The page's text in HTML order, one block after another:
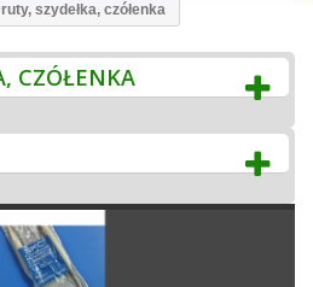
szydełka, czółenka
CZÓŁENKA